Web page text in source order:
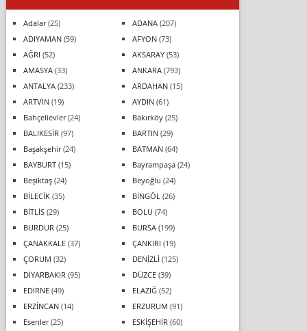
Adalar(25) ADANA(207)
ADIYAMAN(59) AFYON(73)
AĞRI (52) AKSARAY(53)
AMASYA(33) ANKARA(793)
ANTALYA(233) ARDAHAN(15)
ARTVİN(19) AYDIN(61)
Bahçelievler(24) Bakırköy(25)
BALIKESİR (97) BARTIN(29)
Başakşehir(24) BATMAN(64)
BAYBURT(15) Bayrampaşa(24)
Beşiktaş(24) Beyoğlu (24)
BİLECİK(35) BİNGÖL (26)
BİTLİS(29) BOLU (74)
BURDUR (25) BURSA(199)
ÇANAKKALE(37) ÇANKIRI (19)
ÇORUM (32) DENİZLİ (125)
DİYARBAKIR (95) DÜZCE(39)
EDİRNE(49) ELAZIĞ(52)
ERZİNCAN(14) ERZURUM (91)
Esenler(25) ESKİŞEHİR (60)